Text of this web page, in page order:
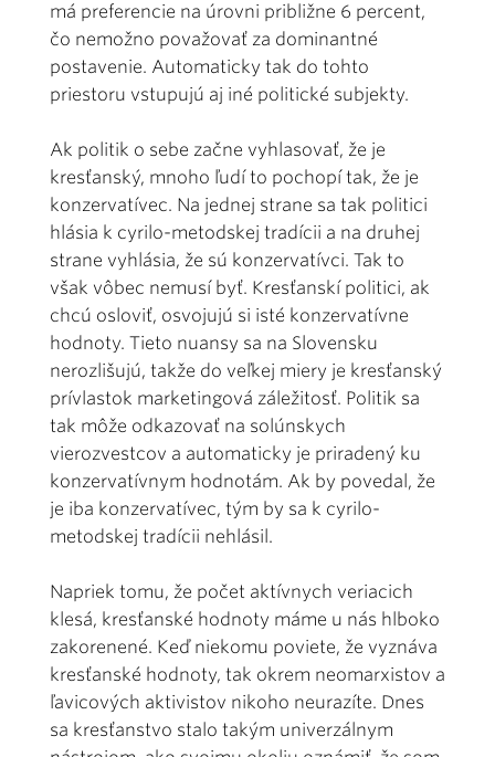
má preferencie na úrovni približne 6 percent,
čo nemožno považovať za dominantné
postavenie. Automaticky tak do tohto
priestoru vstupujú aj iné politické subjekty.
Ak politik o sebe začne vyhlasovať, že je
kresťanský, mnoho ľudí to pochopí tak, že je
konzervatívec. Na jednej strane sa tak politici
hlásia k cyrilo-metodskej tradícii a na druhej
strane vyhlásia, že sú konzervatívci. Tak to
však vôbec nemusí byť. Kresťanskí politici, ak
chcú osloviť, osvojujú si isté konzervatívne
hodnoty. Tieto nuansy sa na Slovensku
nerozlišujú, takže do veľkej miery je kresťanský
prívlastok marketingová záležitosť. Politik sa
tak môže odkazovať na solúnskych
vierozvestcov a automaticky je priradený ku
konzervatívnym hodnotám. Ak by povedal, že
je iba konzervatívec, tým by sa k cyrilo-
metodskej tradícii nehlásil.
Napriek tomu, že počet aktívnych veriacich
klesá, kresťanské hodnoty máme u nás hlboko
zakorenené. Keď niekomu poviete, že vyznáva
kresťanské hodnoty, tak okrem neomarxistov a
ľavicových aktivistov nikoho neurazíte. Dnes
sa kresťanstvo stalo takým univerzálnym